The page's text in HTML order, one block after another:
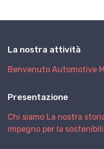
La nostra attività
Benvenuto Automotive
Presentazione
Chi siamo La nostra
impegno per la